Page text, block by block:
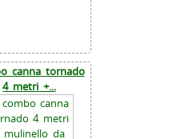
canna tornado
4 metri +...